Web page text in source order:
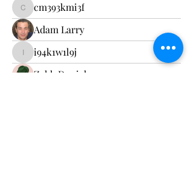
cm393kmi3f
cm393kmi3f
Adam Larry
i94k1w1l9j
i94k1w1l9j
Zakk Daniel